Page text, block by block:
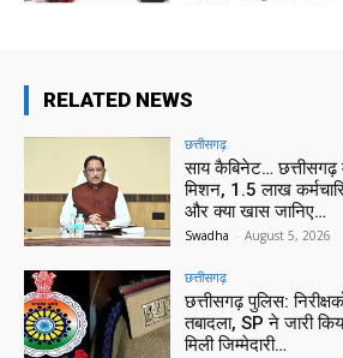
RELATED NEWS
छत्तीसगढ़
साय कैबिनेट…
मिशन, 1.5 लाख
और क्या खास जानिए…
Swadha - August 5, 2026
छत्तीसगढ़
छत्तीसगढ़ पुलिस:
तबादला, SP ने जारी
मिली जिम्मेदारी…